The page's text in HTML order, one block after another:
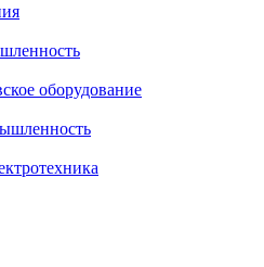
оборудование